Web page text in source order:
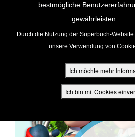
bestmögliche
gewährleisten.
Durch die Nutzung der Superbuch-
unsere Verwendung von
Ich möchte mehr
Ich bin mit Cookies